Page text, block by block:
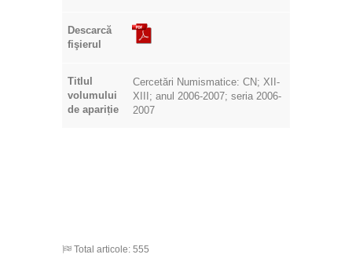
Descarcă
fişierul
Titlul
volumului
de apariție
Cercetări Numismatice: CN; XII-
XIII; anul 2006-2007; seria 2006-
2007
Total articole: 555